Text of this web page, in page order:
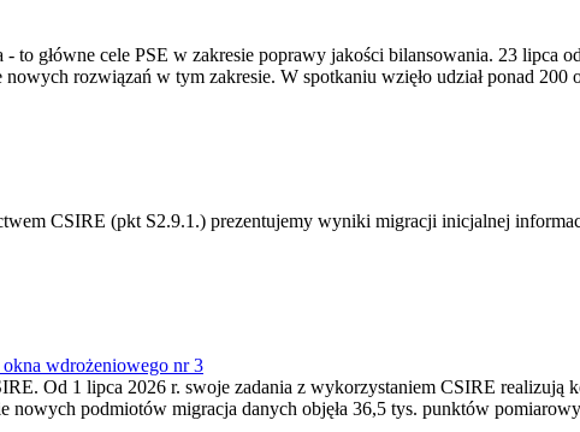
główne cele PSE w zakresie poprawy jakości bilansowania. 23 lipca
rozwiązań w tym zakresie. W spotkaniu wzięło udział ponad 200
CSIRE (pkt S2.9.1.) prezentujemy wyniki migracji inicjalnej
wdrożeniowego nr 3
Od 1 lipca 2026 r. swoje zadania z wykorzystaniem CSIRE realizują
podmiotów migracja danych objęła 36,5 tys. punktów